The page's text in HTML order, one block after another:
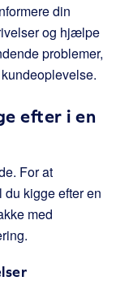
din
og hjælpe
problemer,
efter i en
For at
kigge efter en
med